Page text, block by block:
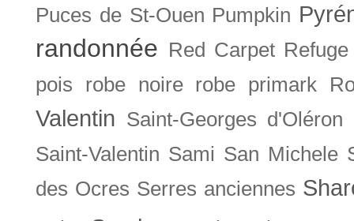
Puces de St-Ouen Pumpkin
randonnée Red Carpet Refuge
pois
robe noire robe primark
Valentin Saint-Georges d'Oléron
Saint-Valentin Sami San Michele
des Ocres Serres anciennes